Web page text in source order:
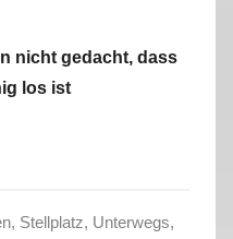
nicht gedacht, dass
los ist
, Stellplatz, Unterwegs,